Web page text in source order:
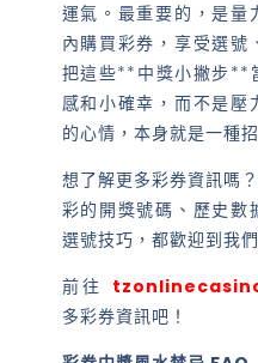
運氣。最重要的，是量
內購買彩券，享受選號
把這些**中獎小撇步**
感和小確幸，而不是壓
的心情，本身就是一種
想了解更多彩券資訊嗎
彩的開獎號碼、歷史數
選號技巧，都歡迎到我
前往
多彩券資訊吧！